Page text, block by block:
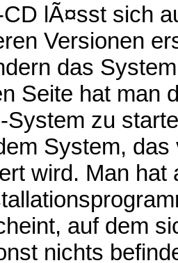
lÃ¤sst sich
Versionen
das
Seite hat man
System zu
System,
wird. Man
auf dem
nichts